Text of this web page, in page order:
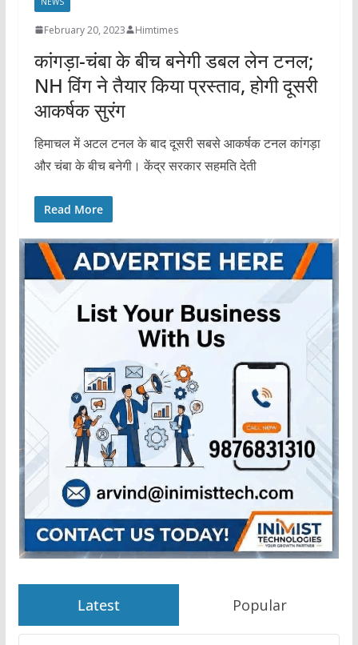
February 20, 2023 Himtimes
कांगड़ा-चंबा के बीच बनेगी डबल लेन टनल;
NH विंग ने तैयार किया प्रस्ताव, होगी दूसरी
आकर्षक सुरंग
हिमाचल में अटल टनल के बाद दूसरी सबसे आकर्षक टनल कांगड़ा
और चंबा के बीच बनेगी। केंद्र सरकार सहमति देती
Read More
Latest Popular